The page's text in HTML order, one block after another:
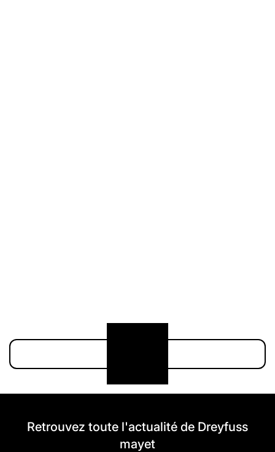
Retrouvez toute l'actualité de Dreyfuss
mayet